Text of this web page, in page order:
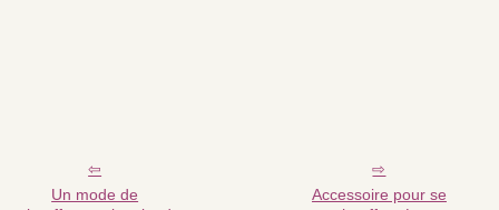
Un mode de
Accessoire pour se